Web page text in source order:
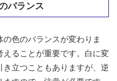
バランス
色のバランスが変わりま
ることが重要です。白に変
き立つこともありますが、逆